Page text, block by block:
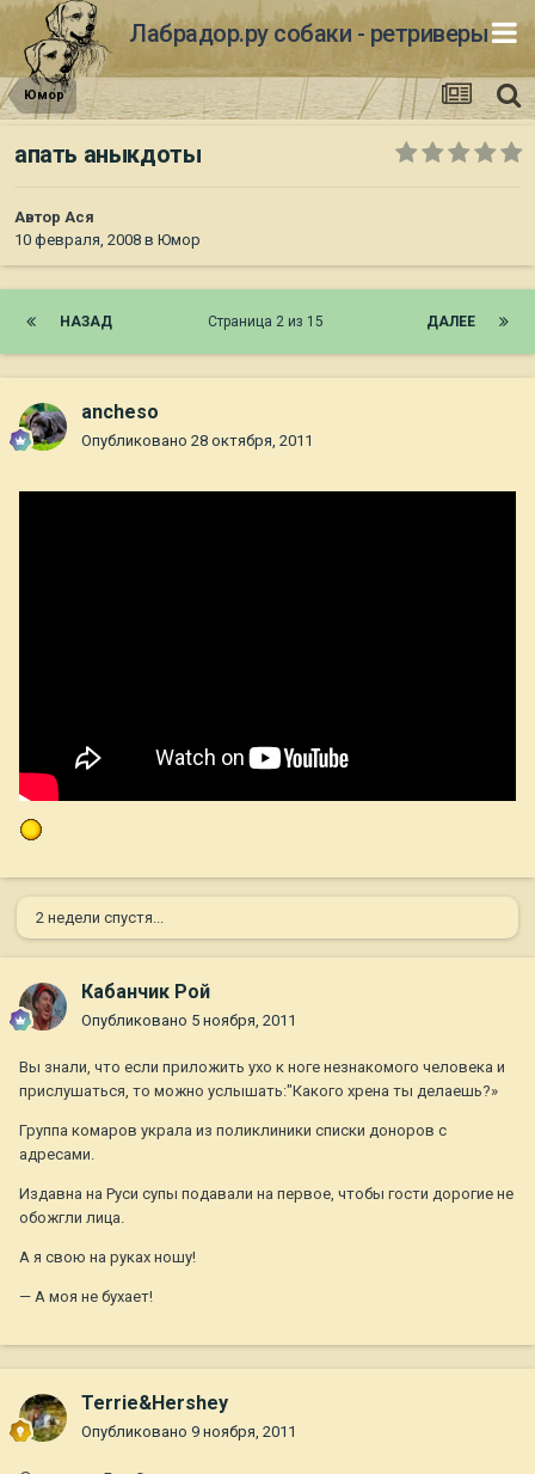
Лабрадор.ру собаки - ретриверы
Юмор
апать аныкдоты
Автор Ася
10 февраля, 2008 в Юмор
НАЗАД ДАЛЕЕ
Страница 2 из 15
ancheso
Опубликовано 28 октября, 2011
2 недели спустя...
Кабанчик Рой
Опубликовано 5 ноября, 2011
Вы знали, что если приложить ухо к ноге незнакомого человека и
прислушаться, то можно услышать:"Какого хрена ты делаешь?»
Группа комаров украла из поликлиники списки доноров с
адресами.
Издавна на Руси супы подавали на первое, чтобы гости дорогие не
обожгли лица.
А я свою на руках ношу!
— А моя не бухает!
Terrie&Hershey
Опубликовано 9 ноября, 2011